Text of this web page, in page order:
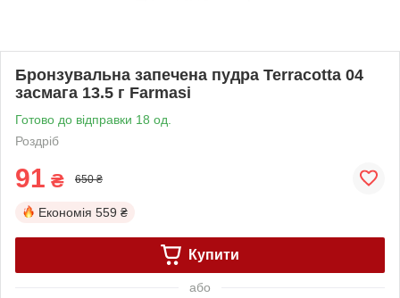
Бронзувальна запечена пудра Terracotta 04
засмага 13.5 г Farmasi
Готово до відправки 18 од.
Роздріб
91 ₴ 650 ₴
Економія 559 ₴
Купити
або